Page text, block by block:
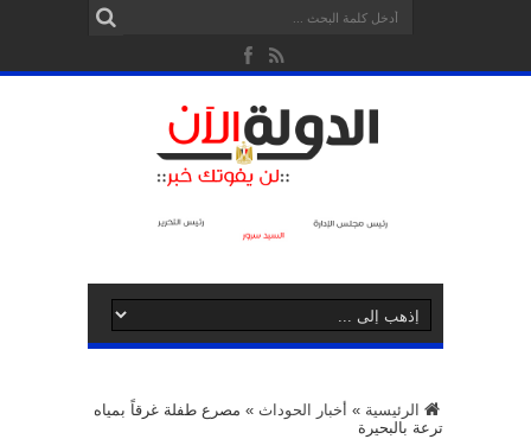
الرئيسية » أخبار الحوداث » مصرع طفلة غرقاً بمياه
ترعة بالبحيرة